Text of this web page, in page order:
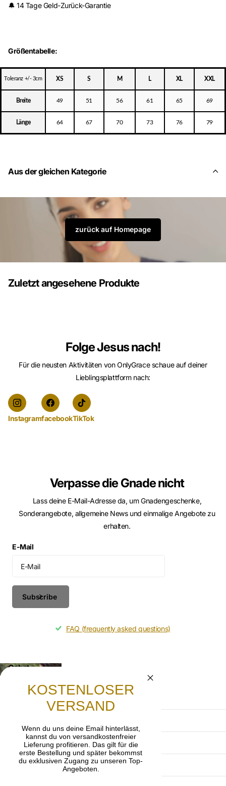
🔔 14 Tage Geld-Zurück-Garantie
Größentabelle:
Toleranz +/- 3cm XS S M L XL XXL
Breite 49 51 56 61 65 69
Länge 64 67 70 73 76 79
Aus der gleichen Kategorie
zurück auf Homepage
Zuletzt angesehene Produkte
Folge Jesus nach!
Für die neusten Aktivitäten von OnlyGrace schaue auf deiner
Lieblingsplattform nach:
InstagramfacebookTikTok
Verpasse die Gnade nicht
Lass deine E-Mail-Adresse da, um Gnadengeschenke,
Sonderangebote, allgemeine News und einmalige Angebote zu
erhalten.
E-Mail
Subscribe
FAQ (frequently asked questions)
Gebet
Lasst uns beten, dass die frohe Botschaft von
Jesus Christus weitergetragen wird.
Datenschutzerklärung
Impressum
KOSTENLOSER
VERSAND
Wenn du uns deine Email hinterlässt,
kannst du von versandkostenfreier
Lieferung profitieren. Das gilt für die
erste Bestellung und später bekommst
du exklusiven Zugang zu unseren Top-
Angeboten.